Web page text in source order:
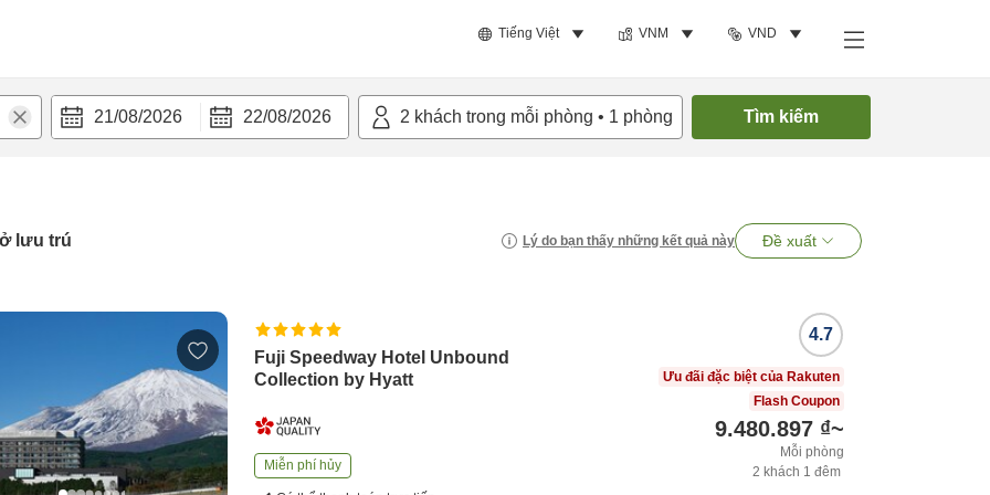
Tiếng Việt VNM VND
21/08/2026 22/08/2026 2 khách trong mỗi phòng • 1 phòng Tìm kiếm
lưu trú Lý do bạn thấy những kết quả này Đề xuất
Fuji Speedway Hotel Unbound
Collection by Hyatt
Miễn phí hủy
4.7
Ưu đãi đặc biệt của Rakuten
Flash Coupon
9.480.897 ₫~
Mỗi phòng
2 khách 1 đêm